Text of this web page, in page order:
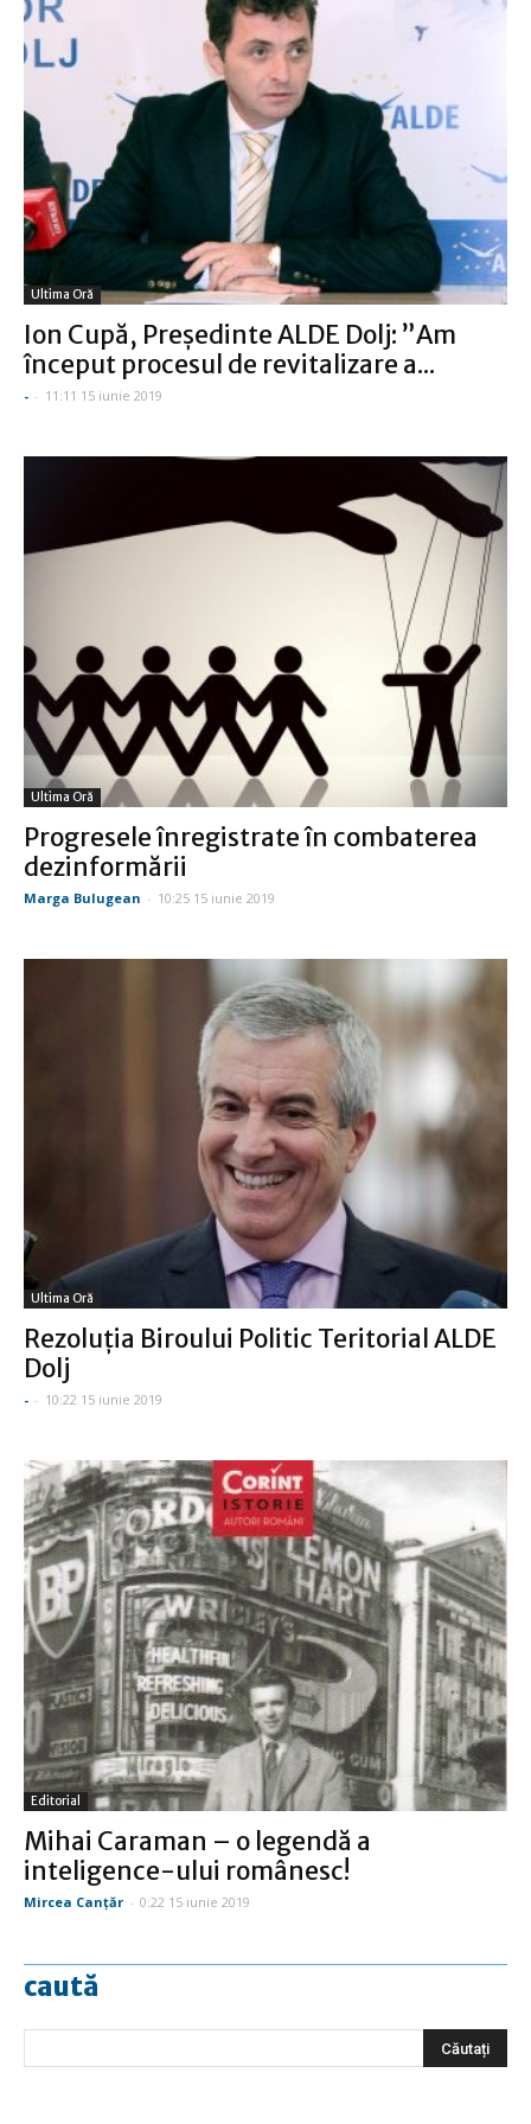
Ultima Oră
Ion Cupă, Președinte ALDE Dolj: ”Am
început procesul de revitalizare a...
- - 11:11 15 iunie 2019
Ultima Oră
Progresele înregistrate în combaterea
dezinformării
Marga Bulugean - 10:25 15 iunie 2019
Ultima Oră
Rezoluţia Biroului Politic Teritorial ALDE
Dolj
- - 10:22 15 iunie 2019
Editorial
Mihai Caraman – o legendă a
inteligence-ului românesc!
Mircea Canţăr - 0:22 15 iunie 2019
caută